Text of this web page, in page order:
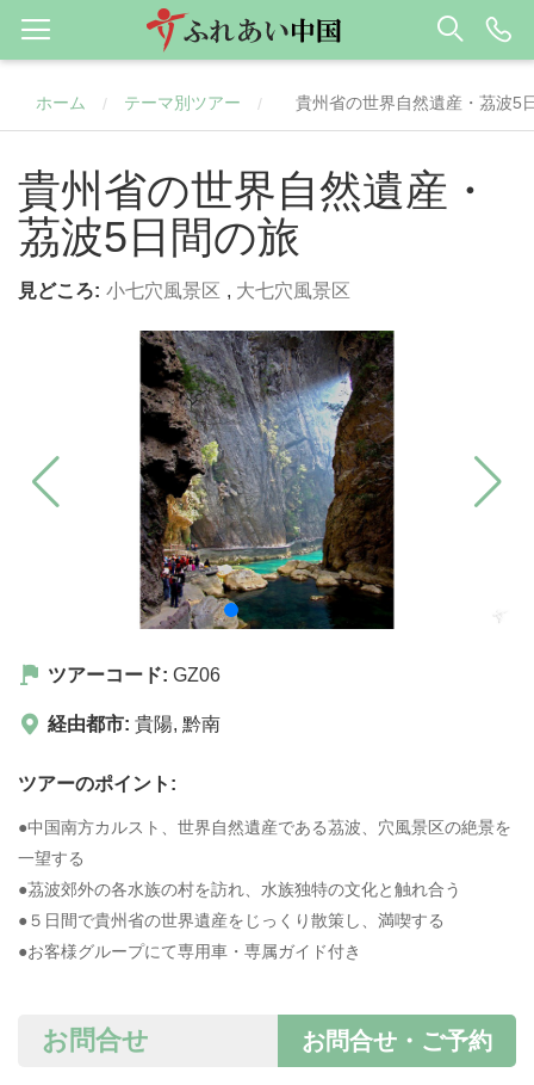
ホーム / テーマ別ツアー / 貴州省の世界自然遺産・茘波5
貴州省の世界自然遺産・
茘波5日間の旅
見どころ: 小七穴風景区 , 大七穴風景区
ツアーコード: GZ06
経由都市: 貴陽, 黔南
ツアーのポイント:
●中国南方カルスト、世界自然遺産である茘波、穴風景区の絶景を
一望する
●茘波郊外の各水族の村を訪れ、水族独特の文化と触れ合う
●５日間で貴州省の世界遺産をじっくり散策し、満喫する
●お客様グループにて専用車・専属ガイド付き
お問合せ・ご予約
お問合せ